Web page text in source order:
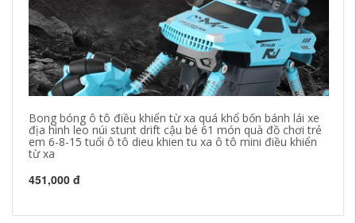
Bong bóng ô tô điều khiển từ xa quá khổ bốn bánh lái xe
địa hình leo núi stunt drift cậu bé 61 món quà đồ chơi trẻ
em 6-8-15 tuổi ô tô dieu khien tu xa ô tô mini điều khiển
từ xa
451,000 đ